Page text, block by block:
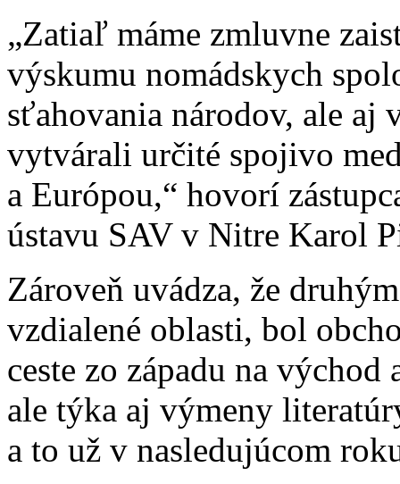
„Zatiaľ máme zmluvne
výskumu nomádskych
sťahovania národov, ale aj
vytvárali určité spojivo
a Európou,“ hovorí
ústavu SAV v Nitre Karol
Zároveň uvádza, že
vzdialené oblasti, bol
ceste zo západu na východ
ale týka aj výmeny
a to už v nasledujúcom